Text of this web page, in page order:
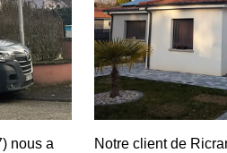
nous a
Notre client de